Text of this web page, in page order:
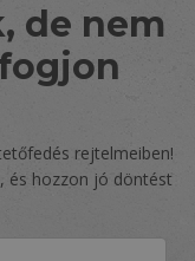
de nem
rejtelmeiben!
, és hozzon jó döntést